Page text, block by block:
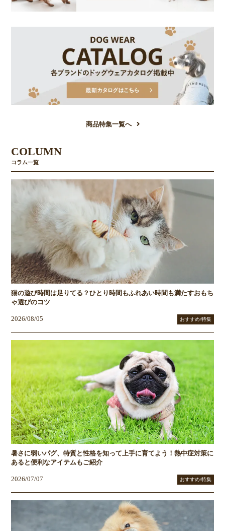
商品特集一覧へ
COLUMN
コラム一覧
猫の遊び時間は足りてる？ひとり時間もふれあい時間も満たすおもち
ゃ選びのコツ
2026/08/05 おすすめ/特集
暑さに弱いパグ、特質と性格を知って上手に育てよう！熱中症対策に
あると便利なアイテムもご紹介
2026/07/07 おすすめ/特集